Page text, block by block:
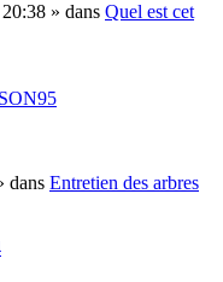
» dans Quel est cet
dans Entretien des arbres